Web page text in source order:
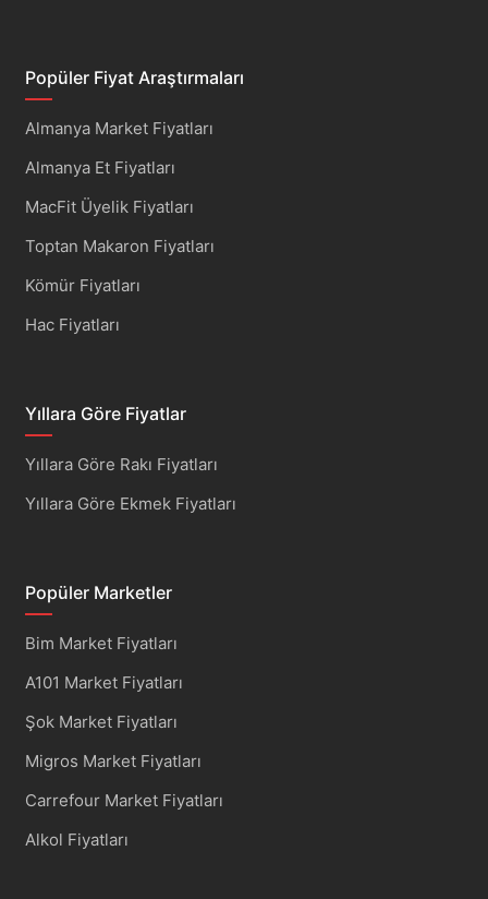
Popüler Fiyat Araştırmaları
Almanya Market Fiyatları
Almanya Et Fiyatları
MacFit Üyelik Fiyatları
Toptan Makaron Fiyatları
Kömür Fiyatları
Hac Fiyatları
Yıllara Göre Fiyatlar
Yıllara Göre Rakı Fiyatları
Yıllara Göre Ekmek Fiyatları
Popüler Marketler
Bim Market Fiyatları
A101 Market Fiyatları
Şok Market Fiyatları
Migros Market Fiyatları
Carrefour Market Fiyatları
Alkol Fiyatları